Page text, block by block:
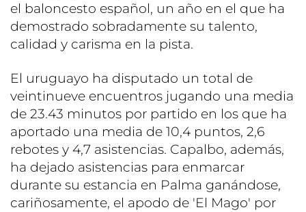
el baloncesto español, un año en el que ha
demostrado sobradamente su talento,
calidad y carisma en la pista.
El uruguayo ha disputado un total de
veintinueve encuentros jugando una media
de 23.43 minutos por partido en los que ha
aportado una media de 10,4 puntos, 2,6
rebotes y 4,7 asistencias. Capalbo, además,
ha dejado asistencias para enmarcar
durante su estancia en Palma ganándose,
cariñosamente, el apodo de 'El Mago' por